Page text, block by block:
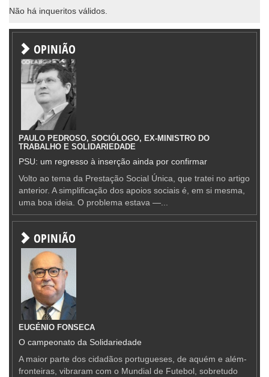
Não há inqueritos válidos.
OPINIÃO
PAULO PEDROSO, SOCIÓLOGO, EX-MINISTRO DO
TRABALHO E SOLIDARIEDADE
PSU: um regresso à inserção ainda por confirmar
Volto ao tema da Prestação Social Única, que tratei no artigo
anterior. A simplificação dos apoios sociais é, em si mesma,
uma boa ideia. O problema estava —...
OPINIÃO
EUGÉNIO FONSECA
O campeonato da Solidariedade
A maior parte dos cidadãos portugueses, de aquém e além-
fronteiras, vibraram com o Mundial de Futebol, sobretudo